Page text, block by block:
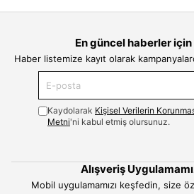
En güncel haberler
Haber listemize kayıt olarak
Kaydolarak Kişisel Verilerin
Metni'ni kabul etmiş olursunuz.
Alışveriş
Mobil uygulamamızı keşfedin, size